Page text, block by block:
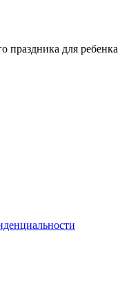
праздника для ребенка